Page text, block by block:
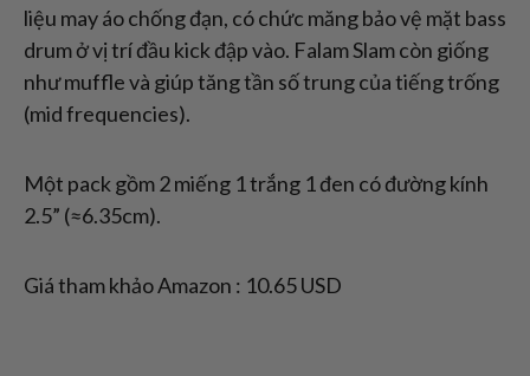
liệu may áo chống đạn, có chức măng bảo vệ mặt bass
drum ở vị trí đầu kick đập vào. Falam Slam còn giống
như muffle và giúp tăng tần số trung của tiếng trống
(mid frequencies).
Một pack gồm 2 miếng 1 trắng 1 đen có đường kính
2.5” (≈6.35cm).
Giá tham khảo Amazon : 10.65 USD